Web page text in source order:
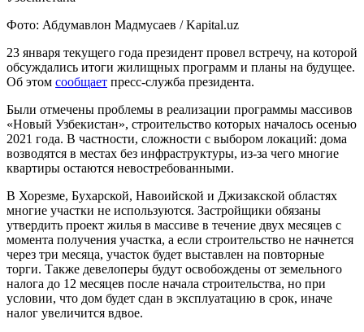
Фото: Абдумавлон Мадмусаев / Kapital.uz
23 января текущего года президент провел встречу, на которой
обсуждались итоги жилищных программ и планы на будущее.
Об этом сообщает пресс-служба президента.
Были отмечены проблемы в реализации программы массивов
«Новый Узбекистан», строительство которых началось осенью
2021 года. В частности, сложности с выбором локаций: дома
возводятся в местах без инфраструктуры, из-за чего многие
квартиры остаются невостребованными.
В Хорезме, Бухарской, Навоийской и Джизакской областях
многие участки не используются. Застройщики обязаны
утвердить проект жилья в массиве в течение двух месяцев с
момента получения участка, а если строительство не начнется
через три месяца, участок будет выставлен на повторные
торги. Также девелоперы будут освобождены от земельного
налога до 12 месяцев после начала строительства, но при
условии, что дом будет сдан в эксплуатацию в срок, иначе
налог увеличится вдвое.